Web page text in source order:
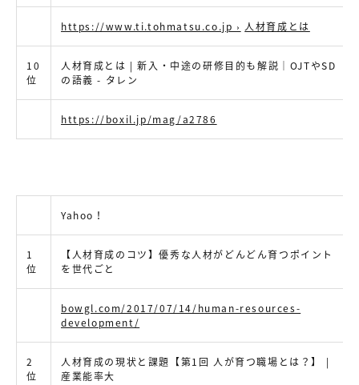
https://www.ti.tohmatsu.co.jp › 人材育成とは
10
位
人材育成とは | 新入・中途の研修目的も解説｜OJTやSD
の語義 - タレン
https://boxil.jp/mag/a2786
Yahoo！
1
位
【人材育成のコツ】優秀な人材がどんどん育つポイント
を世代ごと
bowgl.com/2017/07/14/human-resources-
development/
2
位
人材育成の現状と課題【第1回 人が育つ職場とは？】 |
産業能率大